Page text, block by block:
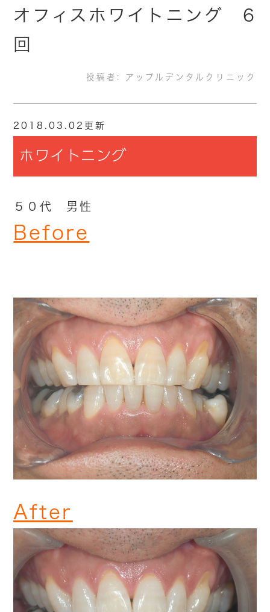
オフィスホワイトニング 6
回
投稿者: アップルデンタルクリニック
2018.03.02更新
ホワイトニング
５０代 男性
Before
After